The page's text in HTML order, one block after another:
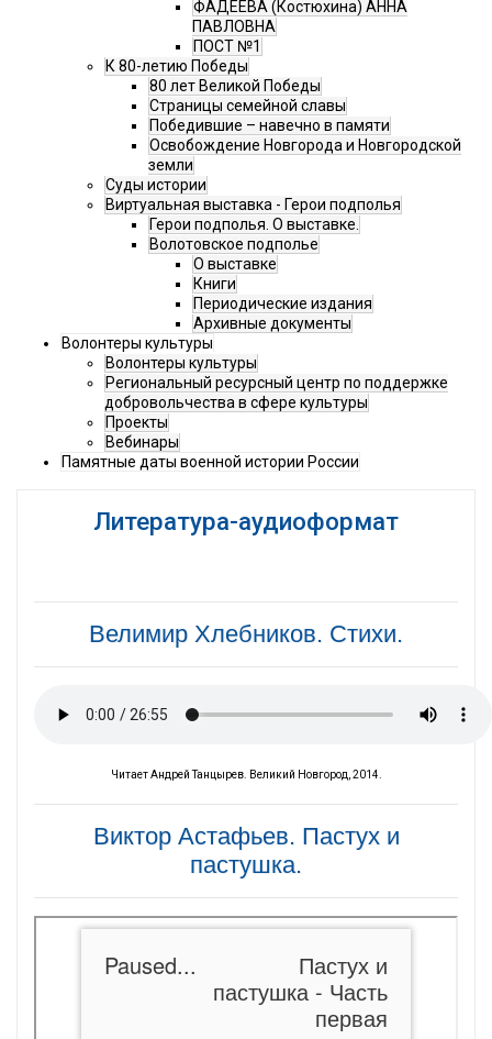
ФАДЕЕВА (Костюхина) АННА
ПАВЛОВНА
ПОСТ №1
К 80-летию Победы
80 лет Великой Победы
Страницы семейной славы
Победившие – навечно в памяти
Освобождение Новгорода и Новгородской
земли
Суды истории
Виртуальная выставка - Герои подполья
Герои подполья. О выставке.
Волотовское подполье
О выставке
Книги
Периодические издания
Архивные документы
Волонтеры культуры
Волонтеры культуры
Региональный ресурсный центр по поддержке
добровольчества в сфере культуры
Проекты
Вебинары
Памятные даты военной истории России
Литература-аудиоформат
Велимир Хлебников. Стихи.
Читает Андрей Танцырев. Великий Новгород, 2014.
Виктор Астафьев. Пастух и
пастушка.